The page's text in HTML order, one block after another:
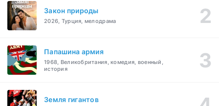
Закон природы
2026, Турция, мелодрама
Папашина армия
1968, Великобритания, комедия, военный,
история
Земля гигантов